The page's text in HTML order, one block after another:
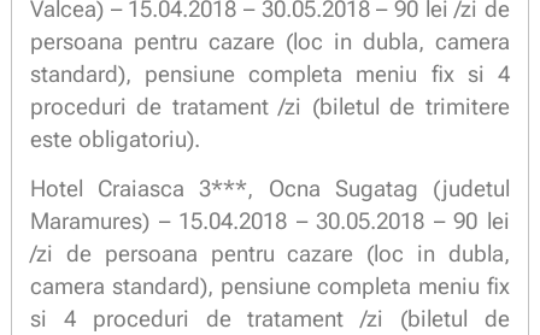
Valcea) – 15.04.2018 – 30.05.2018 – 90 lei /zi de
persoana pentru cazare (loc in dubla, camera
standard), pensiune completa meniu fix si 4
proceduri de tratament /zi (biletul de trimitere
este obligatoriu).
Hotel Craiasca 3***, Ocna Sugatag (judetul
Maramures) – 15.04.2018 – 30.05.2018 – 90 lei
/zi de persoana pentru cazare (loc in dubla,
camera standard), pensiune completa meniu fix
si 4 proceduri de tratament /zi (biletul de